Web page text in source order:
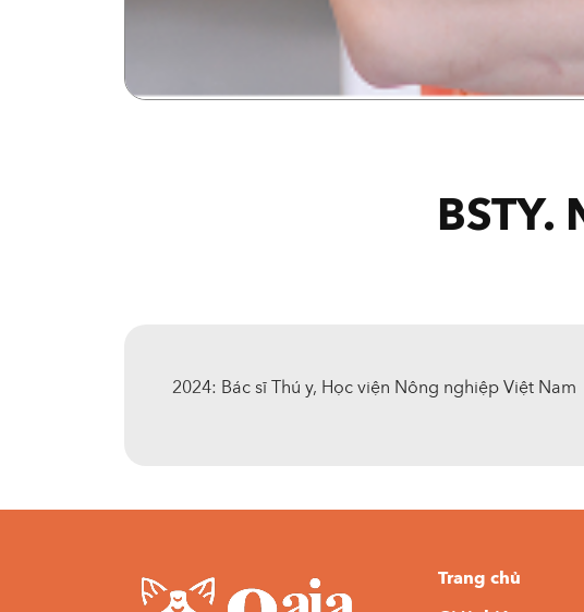
BSTY.
2024: Bác sĩ Thú y, Học viện Nông nghiệp Việt Nam
Trang chủ